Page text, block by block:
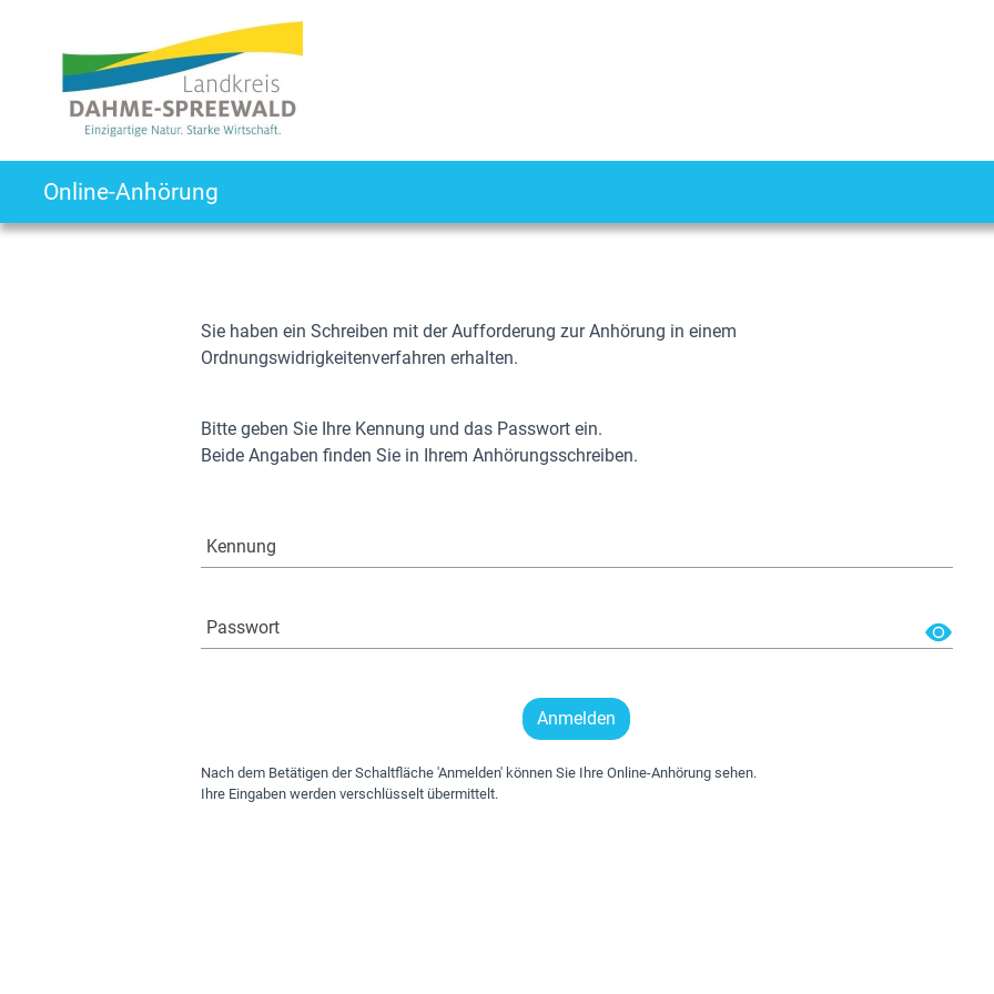
Online-Anhörung
Login-Seite
Sie haben ein Schreiben mit der Aufforderung zur Anhörung in einem
Ordnungswidrigkeitenverfahren erhalten.
Bitte geben Sie Ihre Kennung und das Passwort ein.
Beide Angaben finden Sie in Ihrem Anhörungsschreiben.
Kennung
Passwort
Anmelden
Nach dem Betätigen der Schaltfläche 'Anmelden' können Sie Ihre Online-Anhörung sehen.
Ihre Eingaben werden verschlüsselt übermittelt.